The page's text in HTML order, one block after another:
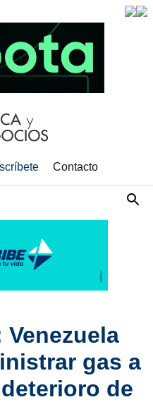
Contacto
Venezuela
gas a
de